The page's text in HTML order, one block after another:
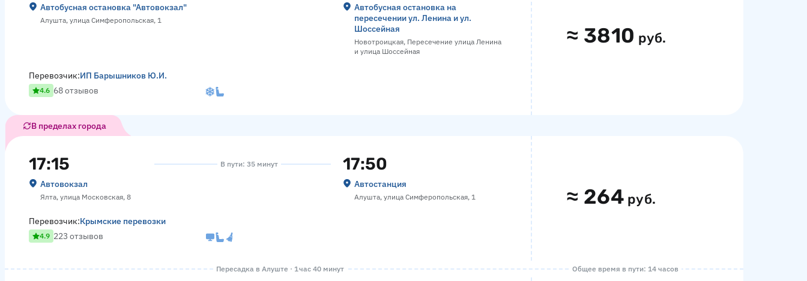
Автобусная остановка "Автовокзал"
Алушта, улица Симферопольская, 1
Автобусная остановка на
пересечении ул. Ленина и ул.
Шоссейная
Новотроицкая, Пересечение улица Ленина
и улица Шоссейная
≈ 3810 руб.
Перевозчик:ИП Барышников Ю.И.
4.6 68 отзывов
В пределах города
17:15
Автовокзал
Ялта, улица Московская, 8
В пути: 35 минут 17:50
Автостанция
Алушта, улица Симферопольская, 1 ≈ 264 руб.
Перевозчик:Крымские перевозки
4.9 223 отзывов
Пересадка в Алуште · 1 час 40 минут Общее время в пути: 14 часов